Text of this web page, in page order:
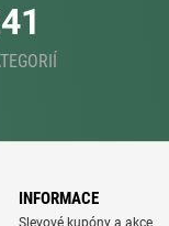
INFORMACE
Slevové kupóny a akce